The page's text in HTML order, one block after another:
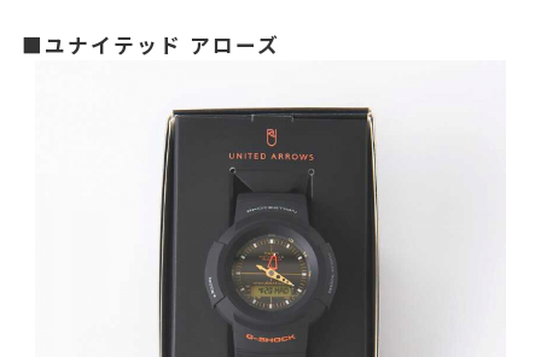
■ユナイテッド アローズ